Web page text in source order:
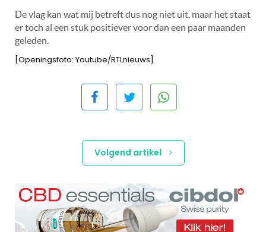
De vlag kan wat mij betreft dus nog niet uit, maar het staat
er toch al een stuk positiever voor dan een paar maanden
geleden.
[Openingsfoto: Youtube/RTLnieuws]
Volgend artikel